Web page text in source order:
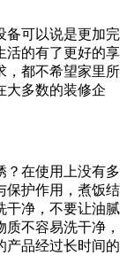
备可以说是更加完
活的有了更好的享
，都不希望家里所
大多数的装修企
？在使用上没有多
保护作用，煮饭结
干净，不要让油腻
不容易洗干净，
产品经过长时间的